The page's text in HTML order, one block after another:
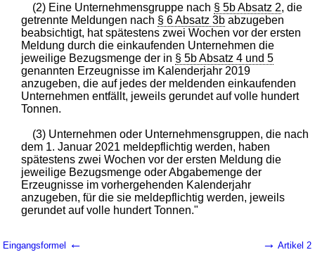
(2) Eine Unternehmensgruppe nach § 5b Absatz 2, die
getrennte Meldungen nach § 6 Absatz 3b abzugeben
beabsichtigt, hat spätestens zwei Wochen vor der ersten
Meldung durch die einkaufenden Unternehmen die
jeweilige Bezugsmenge der in § 5b Absatz 4 und 5
genannten Erzeugnisse im Kalenderjahr 2019
anzugeben, die auf jedes der meldenden einkaufenden
Unternehmen entfällt, jeweils gerundet auf volle hundert
Tonnen.
(3) Unternehmen oder Unternehmensgruppen, die nach
dem 1. Januar 2021 meldepflichtig werden, haben
spätestens zwei Wochen vor der ersten Meldung die
jeweilige Bezugsmenge oder Abgabemenge der
Erzeugnisse im vorhergehenden Kalenderjahr
anzugeben, für die sie meldepflichtig werden, jeweils
gerundet auf volle hundert Tonnen."
Eingangsformel ← → Artikel 2